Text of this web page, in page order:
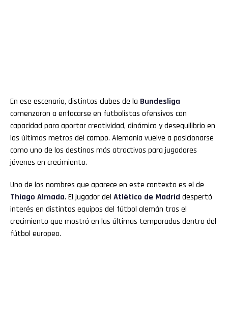
En ese escenario, distintos clubes de la Bundesliga
comenzaron a enfocarse en futbolistas ofensivos con
capacidad para aportar creatividad, dinámica y desequilibrio en
los últimos metros del campo. Alemania vuelve a posicionarse
como uno de los destinos más atractivos para jugadores
jóvenes en crecimiento.
Uno de los nombres que aparece en este contexto es el de
Thiago Almada. El jugador del Atlético de Madrid despertó
interés en distintos equipos del fútbol alemán tras el
crecimiento que mostró en las últimas temporadas dentro del
fútbol europeo.